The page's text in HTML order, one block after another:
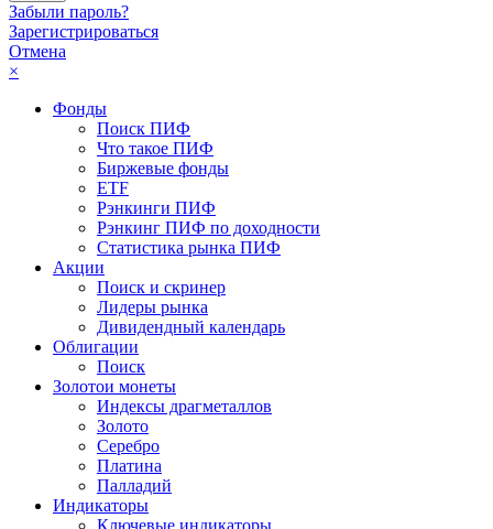
Забыли пароль?
Зарегистрироваться
Отмена
×
Фонды
Поиск ПИФ
Что такое ПИФ
Биржевые фонды
ETF
Рэнкинги ПИФ
Рэнкинг ПИФ по доходности
Статистика рынка ПИФ
Акции
Поиск и скринер
Лидеры рынка
Дивидендный календарь
Облигации
Поиск
Золотои монеты
Индексы драгметаллов
Золото
Серебро
Платина
Палладий
Индикаторы
Ключевые индикаторы